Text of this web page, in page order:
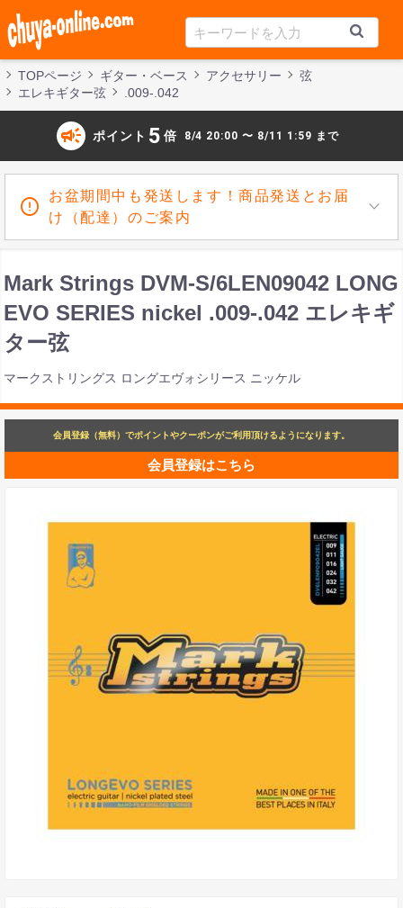
TOPページ ギター・ベース アクセサリー
弦
エレキギター弦
.009-.042
campaign ポイント 5 倍 8/4 20:00 〜 8/11 1:59 まで
お盆期間中も発送します！商品発送とお届
け（配達）のご案内
Mark Strings DVM-S/6LEN09042 LONG
EVO SERIES nickel .009-.042 エレキギ
ター弦
マークストリングス ロングエヴォシリース ニッケル
会員登録（無料）でポイントやクーポンがご利用頂けるようになります。
会員登録はこちら